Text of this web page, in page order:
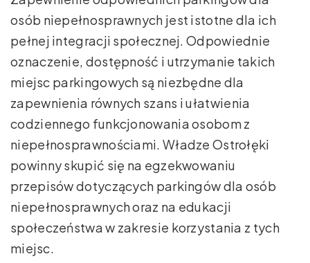
osób niepełnosprawnych jest istotne dla ich
pełnej integracji społecznej. Odpowiednie
oznaczenie, dostępność i utrzymanie takich
miejsc parkingowych są niezbędne dla
zapewnienia równych szans i ułatwienia
codziennego funkcjonowania osobom z
niepełnosprawnościami. Władze Ostrołęki
powinny skupić się na egzekwowaniu
przepisów dotyczących parkingów dla osób
niepełnosprawnych oraz na edukacji
społeczeństwa w zakresie korzystania z tych
miejsc.